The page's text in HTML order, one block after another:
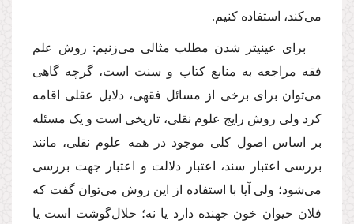
می‌کند، استفاده کنیم.
برای عینی‏تر شدن مطلب مثالی می‌زنیم: روش علم
فقه مراجعه به منابع کتاب و سنت است، گرچه گاهی
می‌توان برای برخی از مسائل فقهی، دلایل عقلی اقامه
کرد ولی روش رایج علوم نقلی، تاریخی است و یک مسئله
بر اساس اصول کلی موجود در همه علوم نقلی، مانند
بررسی اعتبار سند، اعتبار دلالت و اعتبار جهت بررسی
می‌شود؛ ولی آیا با استفاده از این روش می‌توان گفت که
فلان حیوان خون جهنده دارد یا نه؛ حلال‌گوشت است یا